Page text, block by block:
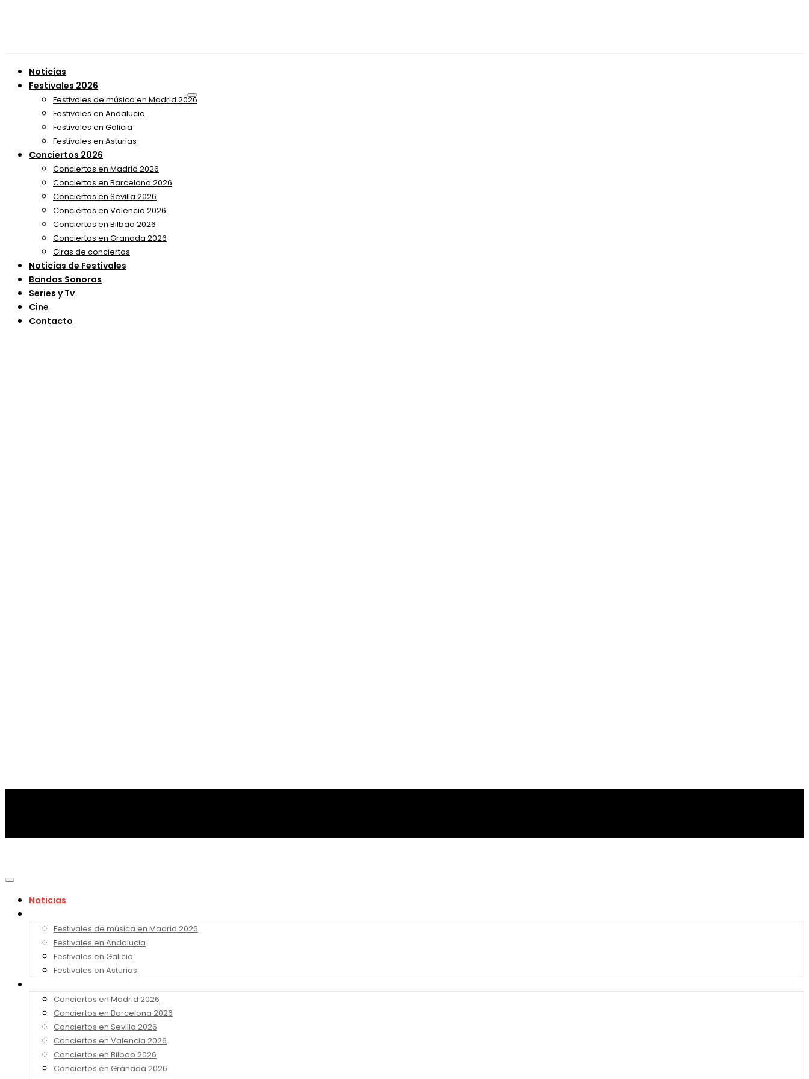
Noticias
Festivales 2026
Festivales de música en Madrid 2026
Festivales en Andalucia
Festivales en Galicia
Festivales en Asturias
Conciertos 2026
Conciertos en Madrid 2026
Conciertos en Barcelona 2026
Conciertos en Sevilla 2026
Conciertos en Valencia 2026
Conciertos en Bilbao 2026
Conciertos en Granada 2026
Giras de conciertos
Noticias de Festivales
Bandas Sonoras
Series y Tv
Cine
Contacto
Noticias
Festivales de música en Madrid 2026
Festivales en Andalucia
Festivales en Galicia
Festivales en Asturias
Conciertos en Madrid 2026
Conciertos en Barcelona 2026
Conciertos en Sevilla 2026
Conciertos en Valencia 2026
Conciertos en Bilbao 2026
Conciertos en Granada 2026